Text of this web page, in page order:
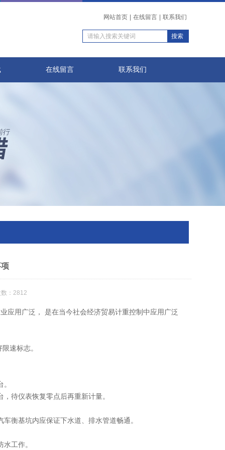
网站首页 在线留言 联系我们
在线留言 联系我们
：2812
应用广泛， 是在当今社会经济贸易计重控制中应用广泛
速标志。
待仪表恢复零点后再重新计量。
衡基坑内应保证下水道、排水管道畅通。
工作。